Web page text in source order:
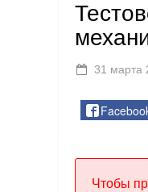
31 марта
Чтобы